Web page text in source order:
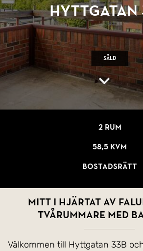
Hyttgatan
Såld
2 rum
58,5 kvm
Bostadsrätt
Mitt i hjärtat av
tvårummare med
Välkommen till Hyttgatan 33B